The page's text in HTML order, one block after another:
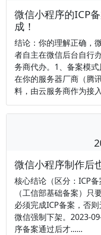
微信小程序的ICP
成！
结论：你的理解正确，
者自主在微信后台自行
务商代办。1、备案模
在你的服务器厂商（腾
料，由云服务商作为接
微信小程序制作后
核心结论（区分：ICP
（工信部基础备案）
必须完成ICP备案，否
微信强制下架。
序备案通过后才......